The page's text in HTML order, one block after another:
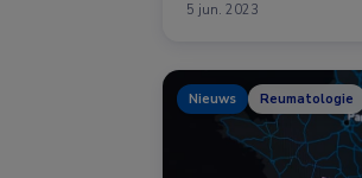
5 jun. 2023
Nieuws Reumatologie